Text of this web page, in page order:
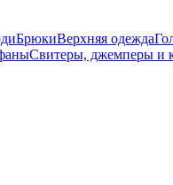
БрюкиВерхняя одежда
Свитеры, джемперы и